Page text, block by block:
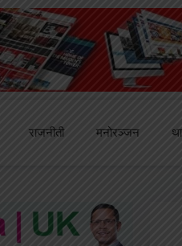
राजनीती मनोरञ्जन